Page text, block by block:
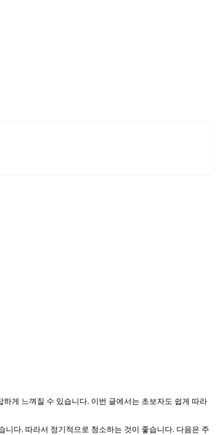
게 느껴질 수 있습니다. 이번 글에서는 초보자도 쉽게 따라
다. 따라서 정기적으로 청소하는 것이 좋습니다. 다음은 주